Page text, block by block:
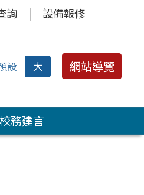
詢 設備報修
設 大 網站導覽
校務建言